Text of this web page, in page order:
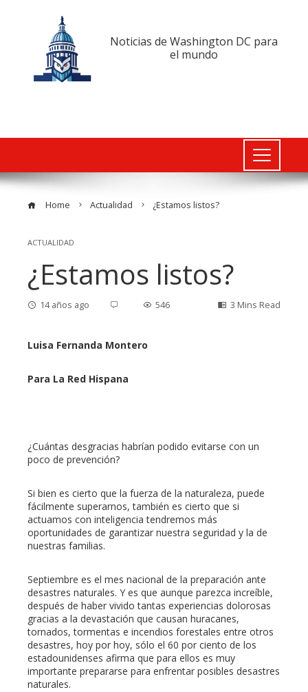
Noticias de Washington DC para
el mundo
Home Actualidad ¿Estamos listos?
ACTUALIDAD
¿Estamos listos?
14 años ago 546 3 Mins Read
Luisa Fernanda Montero
Para La Red Hispana
¿Cuántas desgracias habrían podido evitarse con un
poco de prevención?
Si bien es cierto que la fuerza de la naturaleza, puede
fácilmente superarnos, también es cierto que si
actuamos con inteligencia tendremos más
oportunidades de garantizar nuestra seguridad y la de
nuestras familias.
Septiembre es el mes nacional de la preparación ante
desastres naturales. Y es que aunque parezca increíble,
después de haber vivido tantas experiencias dolorosas
gracias a la devastación que causan huracanes,
tornados, tormentas e incendios forestales entre otros
desastres, hoy por hoy, sólo el 60 por ciento de los
estadounidenses afirma que para ellos es muy
importante prepararse para enfrentar posibles desastres
naturales.